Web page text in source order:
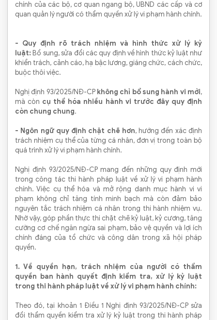
chính của các bộ, cơ quan ngang bộ, UBND các cấp và cơ
quan quản lý người có thẩm quyền xử lý vi phạm hành chính.
- Quy định rõ trách nhiệm và hình thức xử lý kỷ
luật: Bổ sung, sửa đổi các quy định về hình thức kỷ luật như
khiển trách, cảnh cáo, hạ bậc lương, giáng chức, cách chức,
buộc thôi việc.
Nghị định 93/2025/NĐ-CP không chỉ bổ sung hành vi mới,
mà còn cụ thể hóa nhiều hành vi trước đây quy định
còn chung chung.
- Ngôn ngữ quy định chặt chẽ hơn, hướng đến xác định
trách nhiệm cụ thể của từng cá nhân, đơn vị trong toàn bộ
quá trình xử lý vi phạm hành chính.
Nghị định 93/2025/NĐ-CP mang đến những quy định mới
trong công tác thi hành pháp luật về xử lý vi phạm hành
chính. Việc cụ thể hóa và mở rộng danh mục hành vi vi
phạm không chỉ tăng tính minh bạch mà còn đảm bảo
nguyên tắc trách nhiệm cá nhân trong thi hành nhiệm vụ.
Nhờ vậy, góp phần thực thi chặt chẽ kỷ luật, kỷ cương, tăng
cường cơ chế ngăn ngừa sai phạm, bảo vệ quyền và lợi ích
chính đáng của tổ chức và công dân trong xã hội pháp
quyền.
1. Về quyền hạn, trách nhiệm của người có thẩm
quyền ban hành quyết định kiểm tra, xử lý kỷ luật
trong thi hành pháp luật về xử lý vi phạm hành chính:
Theo đó, tại khoản 1 Điều 1 Nghị định 93/2025/NĐ-CP sửa
đổi thẩm quyền kiểm tra xử lý kỷ luật trong thi hành pháp